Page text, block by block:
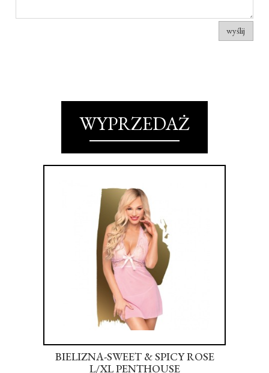
wyślij
WYPRZEDAŻ
BIELIZNA-SWEET & SPICY ROSE
L/XL PENTHOUSE